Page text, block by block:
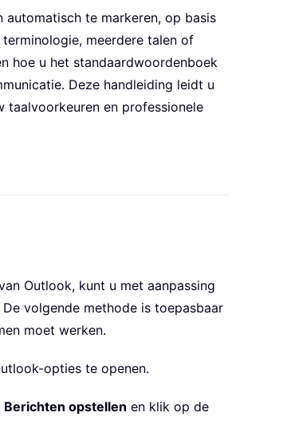
te markeren, op basis
meerdere talen of
hoe u het standaardwoordenboek
Deze handleiding leidt u
en professionele
Outlook, kunt u met aanpassing
volgende methode is toepasbaar
moet werken.
opties te openen.
Berichten opstellen en klik op de